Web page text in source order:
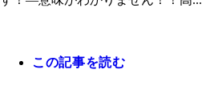
この記事を読む